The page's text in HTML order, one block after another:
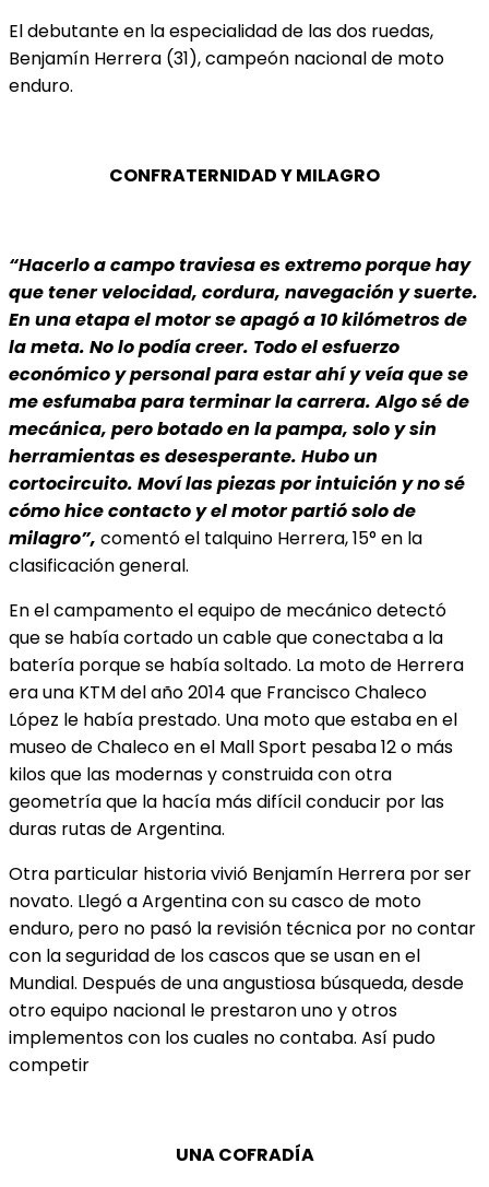
El debutante en la especialidad de las dos ruedas,
Benjamín Herrera (31), campeón nacional de moto
enduro.
CONFRATERNIDAD Y MILAGRO
“Hacerlo a campo traviesa es extremo porque hay
que tener velocidad, cordura, navegación y suerte.
En una etapa el motor se apagó a 10 kilómetros de
la meta. No lo podía creer. Todo el esfuerzo
económico y personal para estar ahí y veía que se
me esfumaba para terminar la carrera. Algo sé de
mecánica, pero botado en la pampa, solo y sin
herramientas es desesperante. Hubo un
cortocircuito. Moví las piezas por intuición y no sé
cómo hice contacto y el motor partió solo de
milagro”, comentó el talquino Herrera, 15° en la
clasificación general.
En el campamento el equipo de mecánico detectó
que se había cortado un cable que conectaba a la
batería porque se habíasoltado. La moto de Herrera
era una KTM del año 2014 que Francisco Chaleco
López le había prestado. Una moto que estaba en el
museo de Chaleco en el Mall Sport pesaba 12 o más
kilos que las modernas y construida con otra
geometría que la hacía más difícil conducir por las
duras rutas de Argentina.
Otra particular historia vivió Benjamín Herrera por ser
novato. Llegó a Argentina con su casco de moto
enduro, pero no pasó la revisión técnica por no contar
con la seguridad de los cascos que se usan en el
Mundial. Después de una angustiosa búsqueda, desde
otro equipo nacional le prestaron uno y otros
implementos con los cuales no contaba. Así pudo
competir
UNA COFRADÍA